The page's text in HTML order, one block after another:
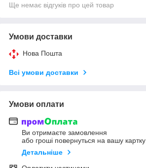
Ще немає відгуків про цей товар
Умови доставки
Нова Пошта
Всі умови доставки
Умови оплати
Ви отримаєте замовлення
або гроші повернуться на вашу картку
Детальніше